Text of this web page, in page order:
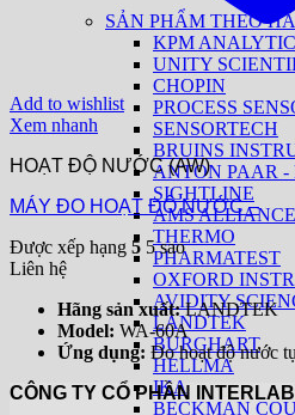
SẢN PHẨM THEO
KPM
UNITY
CHOPIN
PROCESS
SENSORTECH
BRUINS
ANTON PAAR -
SIGHTLINE
AMS ALLIANCE
THERMO
PHARMATEST
OXFORD
AVIDITY
LANDTEK
BURGHART
HELLMA
IKA
BECKMAN
Add to wishlist
Xem nhanh
HOẠT ĐỘ NƯỚC (AW)
MÁY ĐO HOẠT ĐỘ NƯỚC –
Được xếp hạng 5 5 sao
Liên hệ
Hãng sản xuất:LANDTEK
Model: WA-60A
Ứng dụng: Đo hoạt độ nước
CÔNG TY CỔ PHẦN INTERLAB